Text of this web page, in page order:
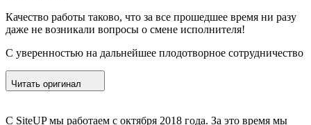
Качество работы таково, что за все прошедшее время ни разу
даже не возникали вопросы о смене исполнителя!
С уверенностью на дальнейшее плодотворное сотрудничество
Читать оригинал
С SiteUP мы работаем с октября 2018 года. За это время мы